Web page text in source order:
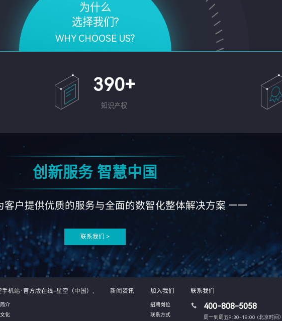
为什么
选择我们?
WHY CHOOSE US?
390+
知识产权
创新服务 智慧中国
户提供优质的服务与全面的数智化整体解决方案 ——
联系我们 >
手机站·官方版在线-星空（中国）,
介
化
新闻资讯 加入我们
招聘岗位
联系方式
联系我们
400-808-5058
周一到周五9:30-18:00 (北京时间）